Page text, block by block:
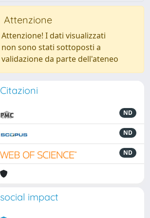
Attenzione
Attenzione! I dati visualizzati
non sono stati sottoposti a
validazione da parte dell'ateneo
Citazioni
ND
ND
ND
social impact